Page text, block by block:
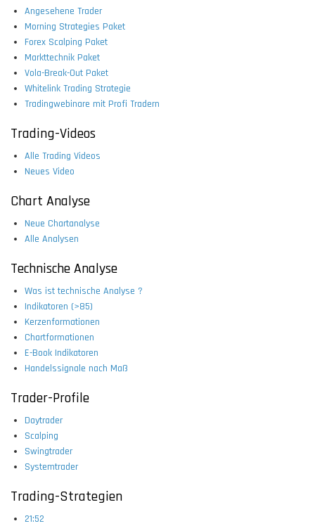
Angesehene Trader
Morning Strategies Paket
Forex Scalping Paket
Markttechnik Paket
Vola-Break-Out Paket
Whitelink Trading Strategie
Tradingwebinare mit Profi Tradern
Trading-Videos
Alle Trading Videos
Neues Video
Chart Analyse
Neue Chartanalyse
Alle Analysen
Technische Analyse
Was ist technische Analyse ?
Indikatoren (>85)
Kerzenformationen
Chartformationen
E-Book Indikatoren
Handelssignale nach Maß
Trader-Profile
Daytrader
Scalping
Swingtrader
Systemtrader
Trading-Strategien
21:52